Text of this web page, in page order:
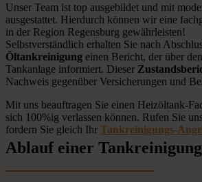
Unser Team ist top ausgebildet und mit
ausgestattet. Hierdurch können wir eine
in der Region Regensburg gewährleisten!
Selbstverständlich erhalten Sie nach
Öltankreinigung einen Bericht, der über
Tankanlage informiert. Dieser
Nachweis gegenüber Versicherungen und
Mit uns beauftragen Sie einen Heizöltank-
sich 100%ig verlassen können. Rufen Sie
fordern Sie gleich Ihr Tankreinigungs-
Ablauf einer Tankreinigung